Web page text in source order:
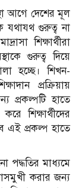
আগে দেশের মূল
যথাযথ গুরুত্ব না
শিক্ষার্থীরা
গুরুত্ব দিয়ে
হচ্ছে। শিখন-
প্রক্রিয়ায়
প্রকল্পটি হাতে
শিক্ষার্থীদের
এই প্রকল্প হাতে
পদ্ধতির মাধ্যমে
করার জন্য